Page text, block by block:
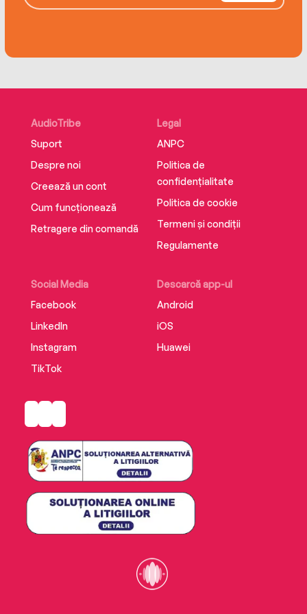
AudioTribe
Suport
Despre noi
Creează un cont
Cum funcționează
Retragere din comandă
Social Media
Facebook
LinkedIn
Instagram
TikTok
Descarcă app-ul
Android
iOS
Huawei
Legal
ANPC
Politica de
confidențialitate
Politica de cookie
Termeni și condiții
Regulamente